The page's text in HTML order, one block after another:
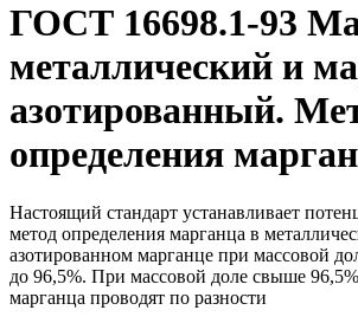
ГОСТ 16698.1-93
металлический и
азотированный.
определения
Настоящий стандарт устанавливает
метод определения марганца в
азотированном марганце при массовой
до 96,5%. При массовой доле свыше
марганца проводят по разности